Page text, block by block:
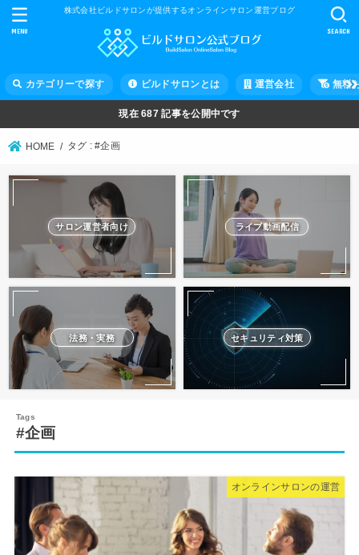
株式会社ビルドサロンが提供するオンラインサロン運営ブログ
カテゴリーで探す ビルドサロンとは 運営会社 無料
SEARCH
MENU
現在687 記事を公開中です
HOME タグ : #企画
サロン運営者向け ライブ動画配信
法務・実務 セキュリティ対策
#企画
オンラインサロンの運営